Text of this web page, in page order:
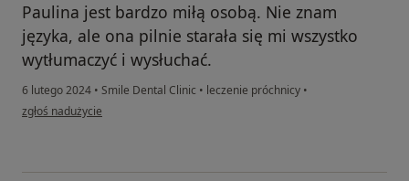
Paulina jest bardzo miłą osobą. Nie znam
języka, ale ona pilnie starała się mi wszystko
wytłumaczyć i wysłuchać.
6 lutego 2024 • Smile Dental Clinic • leczenie próchnicy •
w opinii użytkownika Nadya
zgłoś nadużycie